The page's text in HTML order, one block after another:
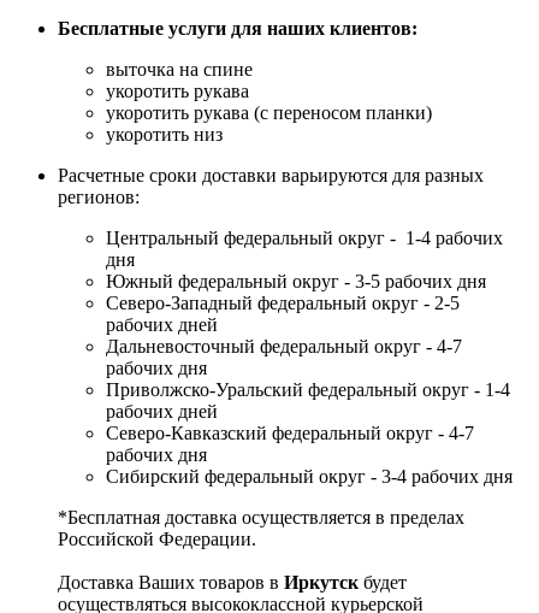
Бесплатные услуги для наших клиентов:
выточка на спине
укоротить рукава
укоротить рукава (с переносом планки)
укоротить низ
Расчетные сроки доставки варьируются для разных
регионов:
Центральный федеральный округ - 1-4 рабочих
дня
Южный федеральный округ - 3-5 рабочих дня
Северо-Западный федеральный округ - 2-5
рабочих дней
Дальневосточный федеральный округ - 4-7
рабочих дня
Приволжско-Уральский федеральный округ - 1-4
рабочих дней
Северо-Кавказский федеральный округ - 4-7
рабочих дня
Сибирский федеральный округ - 3-4 рабочих дня
*Бесплатная доставка осуществляется в пределах
Российской Федерации.
Доставка Ваших товаров в Иркутскбудет
осуществляться высококлассной курьерской